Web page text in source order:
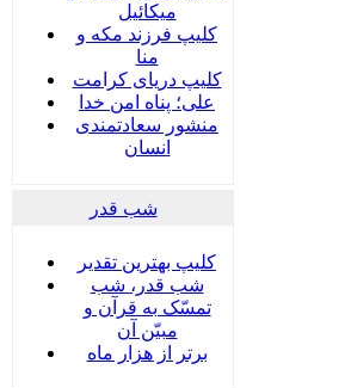
میکائیل
کلیپ فرزند مکه و
منا
کلیپ دریای کرامت
علی؛ پناه امن خدا
منشور سعادتمندی
انسان
شب قدر
کلیپ بهترین تقدیر
شب قدر، شب
تمسّک به قرآن و
مبیّن آن
برتر از هزار ماه